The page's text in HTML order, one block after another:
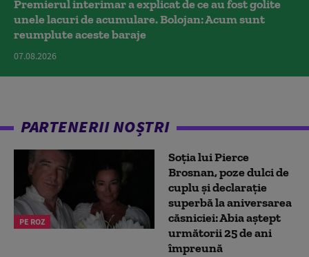
Premierul interimar a explicat de ce au fost golite
unele lacuri de acumulare. Bolojan: Acum sunt
reumplute aceste baraje
07.08.2026
PARTENERII NOȘTRI
PE ROZ
Soția lui Pierce
Brosnan, poze dulci de
cuplu și declarație
superbă la aniversarea
căsniciei: Abia aștept
următorii 25 de ani
împreună